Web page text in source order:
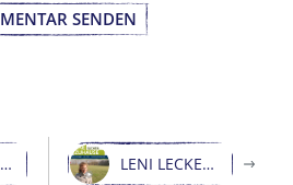
SENDEN
PAULINE TASCHEN DRUCKEN MIT LENI LECKER UND MATTHIAS LENI LECKER BEI TIERE SUCHEN EIN ZUHAUSE